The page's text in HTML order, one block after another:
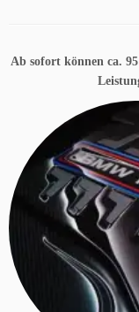
Ab sofort können ca.